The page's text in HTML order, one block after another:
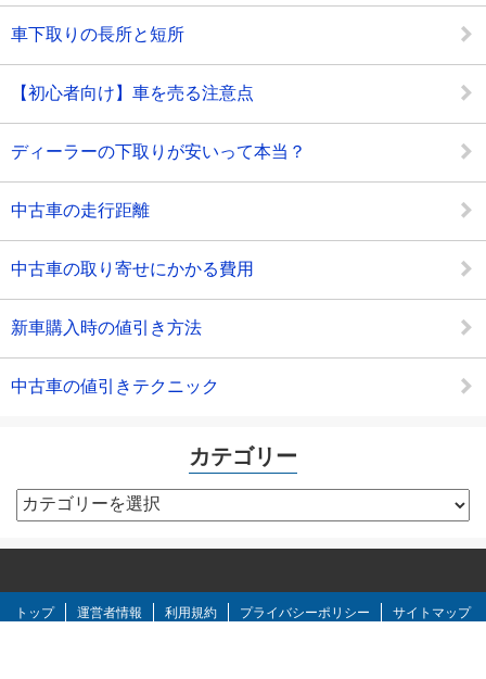
車下取りの長所と短所
【初心者向け】車を売る注意点
ディーラーの下取りが安いって本当？
中古車の走行距離
中古車の取り寄せにかかる費用
新車購入時の値引き方法
中古車の値引きテクニック
カテゴリー
カ
テ
ゴ
ートップ 運営者情報 利用規約 プライバシーポリシー
サイトマップ